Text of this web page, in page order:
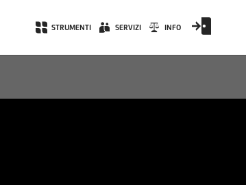
STRUMENTI SERVIZI INFO